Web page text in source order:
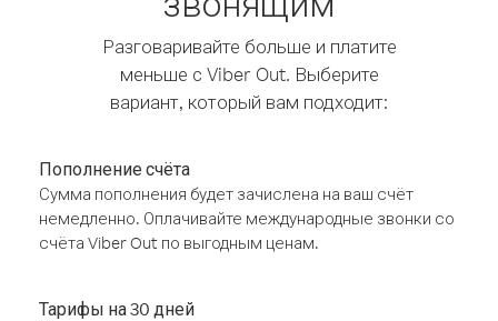
Разговаривайте больше и платите
меньше с Viber Out. Выберите
вариант, который вам подходит:
Пополнение счёта
Сумма пополнения будет зачислена на ваш счёт
немедленно. Оплачивайте международные звонки со
счёта Viber Out по выгодным ценам.
Тарифы на 30 дней